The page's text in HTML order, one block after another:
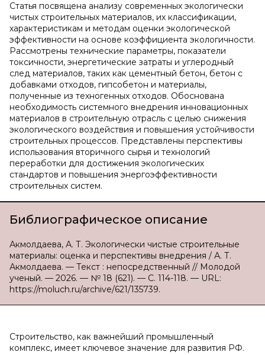
Статья посвящена анализу современных экологически
чистых строительных материалов, их классификации,
характеристикам и методам оценки экологической
эффективности на основе коэффициента экологичности.
Рассмотрены технические параметры, показатели
токсичности, энергетические затраты и углеродный
след материалов, таких как цементный бетон, бетон с
добавками отходов, гипсобетон и материалы,
полученные из техногенных отходов. Обоснована
необходимость системного внедрения инновационных
материалов в строительную отрасль с целью снижения
экологического воздействия и повышения устойчивости
строительных процессов. Представлены перспективы
использования вторичного сырья и технологий
переработки для достижения экологических
стандартов и повышения энергоэффективности
строительных систем.
Библиографическое описание
Акмолдаева, А. Т. Экологически чистые строительные
материалы: оценка и перспективы внедрения / А. Т.
Акмолдаева. — Текст : непосредственный // Молодой
ученый. — 2026. — № 18 (621). — С. 114-118. — URL:
https://moluch.ru/archive/621/135739.
Строительство, как важнейший промышленный
комплекс, имеет ключевое значение для развития РФ.